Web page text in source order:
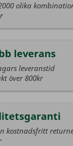
olika
leverans
leveranstid
över 800kr
kostnadsfritt